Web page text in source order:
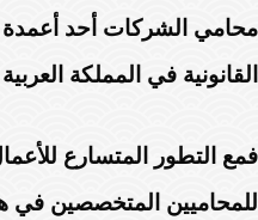
محامي الشركات أحد أعمدة
القانونية في المملكة
فمع التطور المتسارع
للمحاميين المتخصصين في